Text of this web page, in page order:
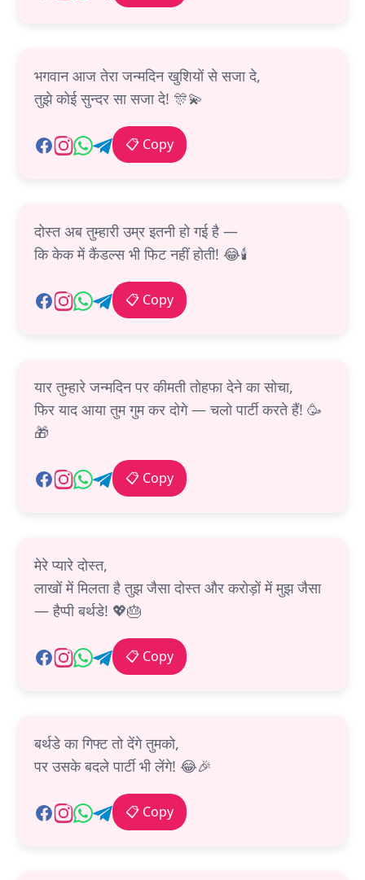
भगवान आज तेरा जन्मदिन खुशियों से सजा दे,
तुझे कोई सुन्दर सा सजा दे! 🎊💫
📋 Copy
दोस्त अब तुम्हारी उम्र इतनी हो गई है —
कि केक में कैंडल्स भी फिट नहीं होती! 😂🕯️
📋 Copy
यार तुम्हारे जन्मदिन पर कीमती तोहफा देने का सोचा,
फिर याद आया तुम गुम कर दोगे — चलो पार्टी करते हैं! 🥳
🎁
📋 Copy
मेरे प्यारे दोस्त,
लाखों में मिलता है तुझ जैसा दोस्त और करोड़ों में मुझ जैसा
— हैप्पी बर्थडे! 💖🎂
📋 Copy
बर्थडे का गिफ्ट तो देंगे तुमको,
पर उसके बदले पार्टी भी लेंगे! 😂🎉
📋 Copy